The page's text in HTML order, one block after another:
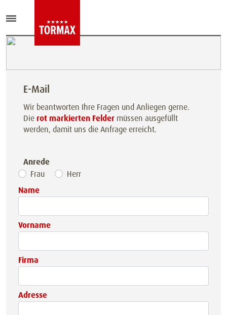
E-Mail
Wir beantworten Ihre Fragen und Anliegen gerne.
Die rot markierten Felder müssen ausgefüllt
werden, damit uns die Anfrage erreicht.
Anrede
Frau
Herr
Name
Vorname
Firma
Adresse